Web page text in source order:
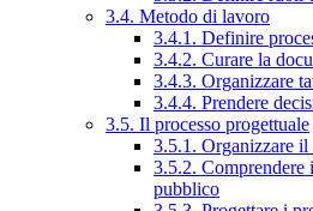
3.4. Metodo di lavoro
3.4.1. Definire
3.4.2. Curare la
3.4.3. Organizzare
3.4.4. Prendere
3.5. Il processo progettuale
3.5.1. Organizzare il
3.5.2. Comprendere
pubblico